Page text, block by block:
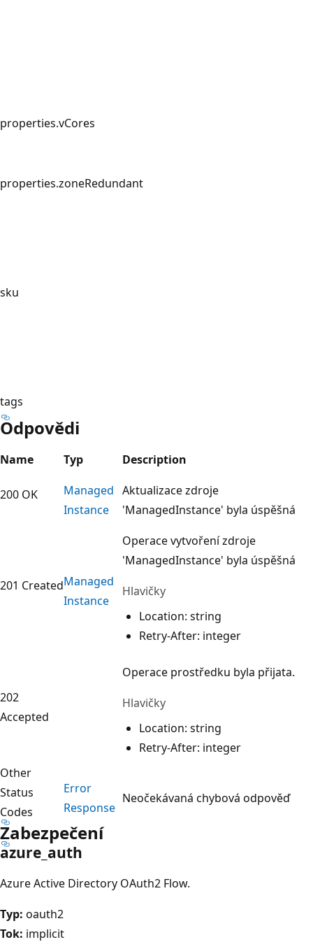
properties.vCores
properties.zoneRedundant
sku
tags
Odpovědi
Name Typ Description
200 OK
Managed
Instance
Aktualizace zdroje
'ManagedInstance' byla úspěšná
201 CreatedManaged
Instance
Operace vytvoření zdroje
'ManagedInstance' byla úspěšná
Hlavičky
Location: string
Retry-After: integer
202
Accepted
Operace prostředku byla přijata.
Hlavičky
Location: string
Retry-After: integer
Other
Status
Codes
Error
Response
Neočekávaná chybová odpověď
Zabezpečení
azure_auth
Azure Active Directory OAuth2 Flow.
Typ: oauth2
Tok: implicit